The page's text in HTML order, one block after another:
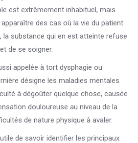
est extrêmement inhabituel, mais
des cas où la vie du patient
la substance qui en est atteinte refuse
de se soigner.
appelée à tort dysphagie ou
désigne les maladies mentales
à dégoûter quelque chose, causée
douloureuse au niveau de la
de nature physique à avaler.
de savoir identifier les principaux